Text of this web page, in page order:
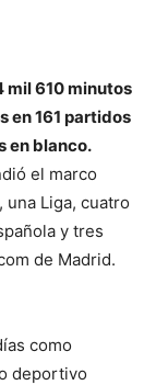
mil 610 minutos
en 161 partidos
en blanco.
el marco
Liga, cuatro
y tres
de Madrid.
como
deportivo